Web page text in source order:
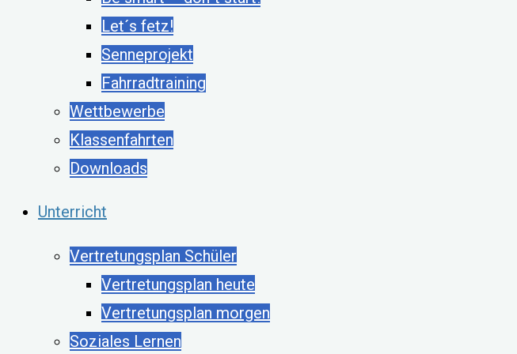
Let´s fetz!
Senneprojekt
Fahrradtraining
Wettbewerbe
Klassenfahrten
Downloads
Unterricht
Vertretungsplan Schüler
Vertretungsplan heute
Vertretungsplan morgen
Soziales Lernen